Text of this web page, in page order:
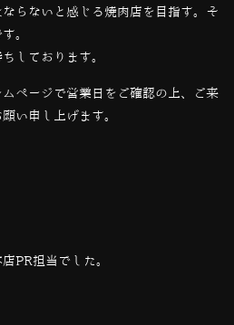
らないと感じる焼肉店を目指す。そ
。
しております。
ページで営業日をご確認の上、ご来
い申し上げます。
PR担当でした。